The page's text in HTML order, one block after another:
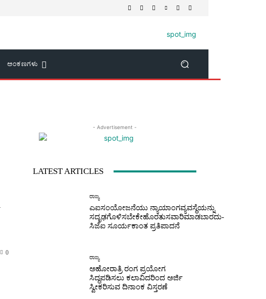
ಅಂಕಣಗಳು
0
- Advertisement -
LATEST ARTICLES
ರಾಜ್ಯ
ಎಐಸಂಯೋಜನೆಯು ನ್ಯಾಯಾಂಗವ್ಯವಸ್ಥೆಯನ್ನು
ಸದೃಢಗೊಳಿಸಬೇಕೇಹೊರತುಸವಾರಿಮಾಡಬಾರದು-
ಸಿಜೆಐ ಸೂರ್ಯಕಾಂತ ಪ್ರತಿಪಾದನೆ
ರಾಜ್ಯ
ಅಹೋರಾತ್ರಿ ರಂಗ ಪ್ರಯೋಗ
ಸಿದ್ಧಪಡಿಸಲು ಕಲಾವಿದರಿಂದ ಅರ್ಜಿ
ಸ್ವೀಕರಿಸುವ ದಿನಾಂಕ ವಿಸ್ತರಣೆ